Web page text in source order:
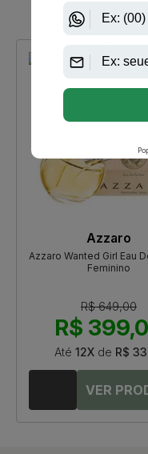
-R$ 250,00
Azzaro
Azzaro Wanted Girl Eau
Feminino
R$ 649,00
R$
Até 12Xde R$